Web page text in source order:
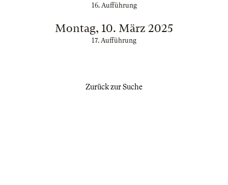
16. Aufführung
Montag, 10. März 2025
17. Aufführung
Zurück zur Suche